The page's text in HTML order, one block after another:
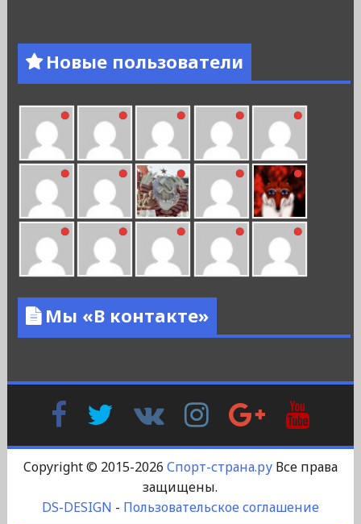
Новые пользователи
Мы «В контакте»
FacebookTwitter
Контакте
InstagramGoogle
Plus
Copyright © 2015-2026 Спорт-страна.руВсе права
защищены.
DS-DESIGN - Пользовательское соглашение